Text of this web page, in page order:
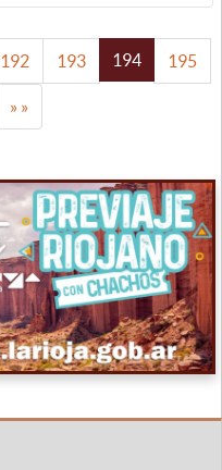
192 193 194 195
» »